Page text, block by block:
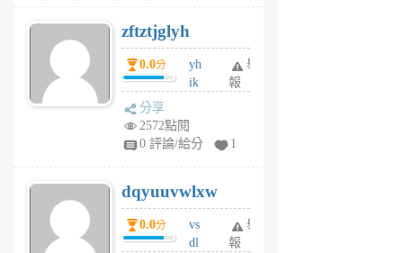
月
前
zftztjglyh
0.0分
yh
ik
tu
6
個
月
前
舉
報
分享
2572點閱
0 評論/給分
1
dqyuuvwlxw
0.0分
vs
dl
舉
報